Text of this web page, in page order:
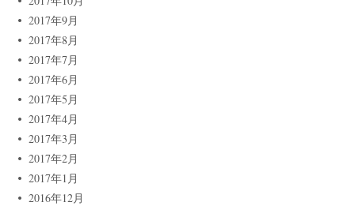
2017年9月
2017年8月
2017年7月
2017年6月
2017年5月
2017年4月
2017年3月
2017年2月
2017年1月
2016年12月